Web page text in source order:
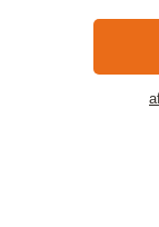
La Presse parle de nous